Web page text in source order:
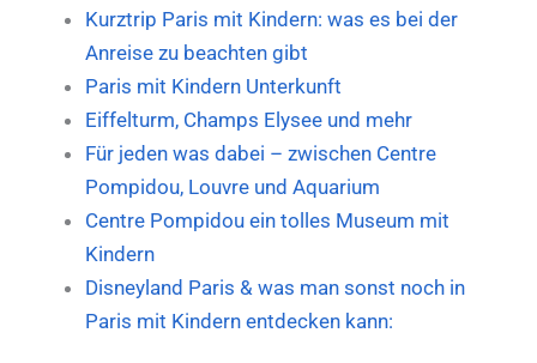
Kurztrip Paris mit Kindern: was es bei der
Anreise zu beachten gibt
Paris mit Kindern Unterkunft
Eiffelturm, Champs Elysee und mehr
Für jeden was dabei – zwischen Centre
Pompidou, Louvre und Aquarium
Centre Pompidou ein tolles Museum mit
Kindern
Disneyland Paris & was man sonst noch in
Paris mit Kindern entdecken kann: